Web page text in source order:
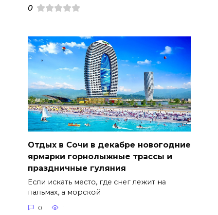
0
Отдых в Сочи в декабре новогодние
ярмарки горнолыжные трассы и
праздничные гуляния
Если искать место, где снег лежит на
пальмах, а морской
0 1